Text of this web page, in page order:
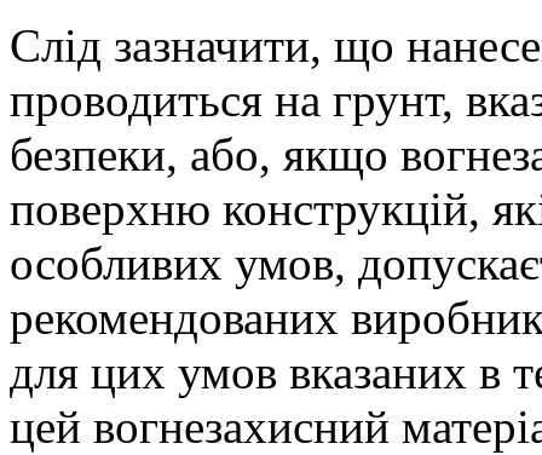
Слід зазначити, що
проводиться на грунт,
безпеки, або, якщо
поверхню конструкцій,
особливих умов,
рекомендованих
для цих умов вказаних в
цей вогнезахисний